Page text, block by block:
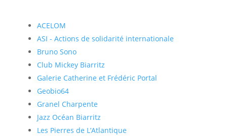
ACELOM
ASI - Actions de solidarité internationale
Bruno Sono
Club Mickey Biarritz
Galerie Catherine et Frédéric Portal
Geobio64
Granel Charpente
Jazz Océan Biarritz
Les Pierres de L’Atlantique